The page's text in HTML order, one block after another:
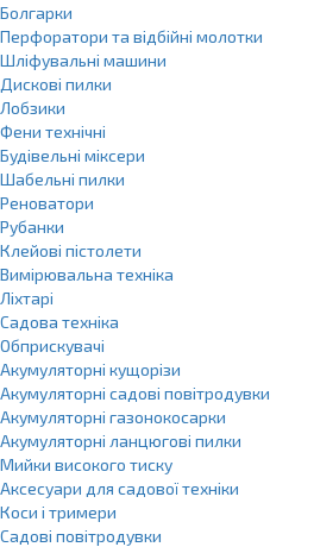
Болгарки
Перфоратори та відбійні молотки
Шліфувальні машини
Дискові пилки
Лобзики
Фени технічні
Будівельні міксери
Шабельні пилки
Реноватори
Рубанки
Клейові пістолети
Вимірювальна техніка
Ліхтарі
Садова техніка
Обприскувачі
Акумуляторні кущорізи
Акумуляторні садові повітродувки
Акумуляторні газонокосарки
Акумуляторні ланцюгові пилки
Мийки високого тиску
Аксесуари для садової техніки
Коси і тримери
Садові повітродувки